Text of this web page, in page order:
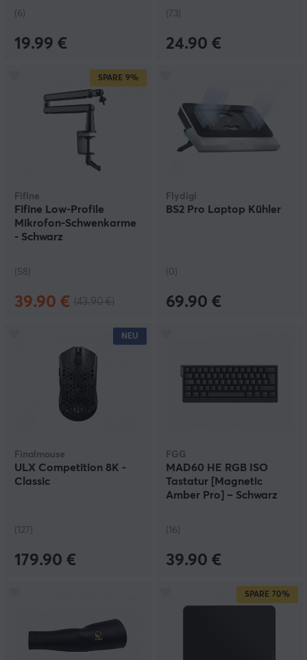
(6)
19.99 €
(73)
24.90 €
SPARE 9%
Fifine
Fifine Low-Profile
Mikrofon-Schwenkarme
- Schwarz
(58)
39.90 €
Flydigi
BS2 Pro Laptop Kühler
(0)
69.90 €
NEU
Finalmouse
ULX Competition 8K -
Classic
(127)
179.90 €
FGG
MAD60 HE RGB ISO
Tastatur [Magnetic
Amber Pro] – Schwarz
(16)
39.90 €
SPARE 70%